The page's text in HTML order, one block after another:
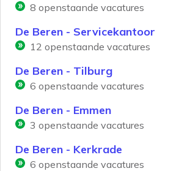
8 openstaande vacatures
De Beren - Servicekantoor
12 openstaande vacatures
De Beren - Tilburg
6 openstaande vacatures
De Beren - Emmen
3 openstaande vacatures
De Beren - Kerkrade
6 openstaande vacatures